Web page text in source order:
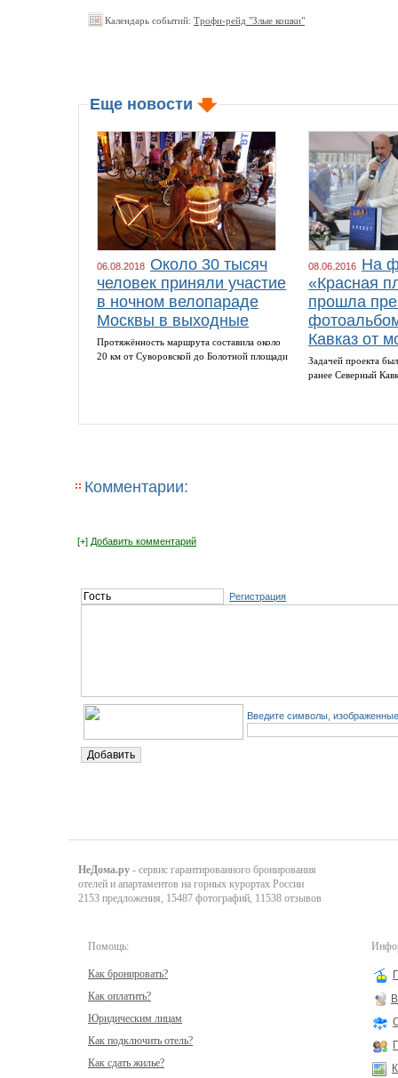
Календарь событий: Трофи-рейд "Злые кошки"
Еще новости
06.08.2018 Около 30 тысяч
человек приняли участие
в ночном велопараде
Москвы в выходные
Протяжённость маршрута составила около
20 км от Суворовской до Болотной площади
08.06.2016 На
«Красная
прошла
Кавказ от
Задачей проекта
ранее Северный
Комментарии:
[+] Добавить комментарий
Регистрация
Введите символы,
НеДома.ру - сервис гарантированного бронирования
отелей и апартаментов на горных курортах России
2153 предложения, 15487 фотографий, 11538 отзывов
Помощь:
Как бронировать?
Как оплатить?
Юридическим лицам
Как подключить отель?
Как сдать жилье?